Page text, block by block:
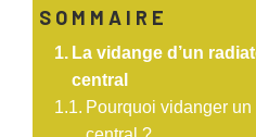
SOMMAIRE
La vidange d’un
central
Pourquoi vidanger